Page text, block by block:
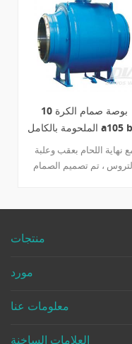
10 بوصة صمام الكرة
الملحومة بالكامل a105 bw
علبة التروس
نهاية اللحام بعقب وعلبة
، تم تصميم الصمام
الكروي المكون من قطعة
الدوران ، وتصميم مضاد
تفاصيل سريعة نوع صمام
300 اعمال بناء نوع مرتكز
، تتحمل كامل ، ملحومة
منتجات
مورد
معلومات عنا
العلامات الساخنة